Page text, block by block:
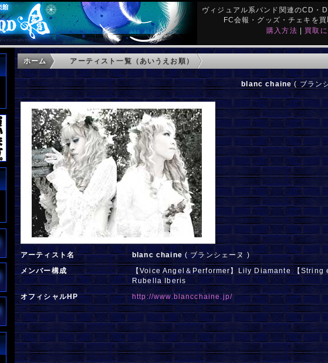
ヴィジュアル系バンド関連のCD・
FC会報・グッズ・チェキを
購入方法 | 買取
ホーム アーティスト一覧（あいうえお順）
blanc chaine( ブラン
アーティスト名 blanc chaine( ブランシェーヌ )
メンバー構成
【Voice Angel＆Performer】Lily Diamante 【
Rubella Iberis
オフィシャルHP http://www.blancchaine.jp/